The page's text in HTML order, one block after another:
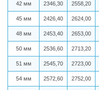
42 мм 2346,30 2558,20
45 мм 2426,40 2624,00
48 мм 2453,40 2653,00
50 мм 2536,60 2713,20
51 мм 2545,70 2723,00
54 мм 2572,60 2752,00